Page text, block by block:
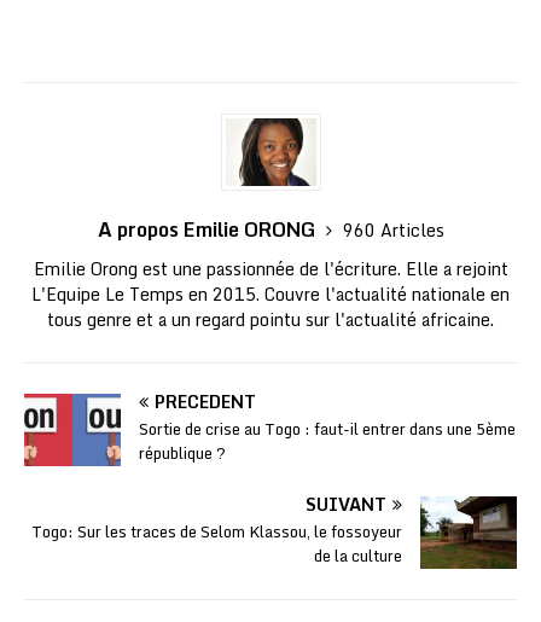
A propos Emilie ORONG
960 Articles
Emilie Orong est une passionnée de l'écriture. Elle a rejoint
L'Equipe Le Temps en 2015. Couvre l'actualité nationale en
tous genre et a un regard pointu sur l'actualité africaine.
PRÉCÉDENT
Sortie de crise au Togo : faut-il entrer dans une 5ème
république ?
SUIVANT
Togo: Sur les traces de Selom Klassou, le fossoyeur
de la culture